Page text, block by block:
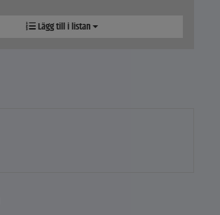
Lägg till i listan